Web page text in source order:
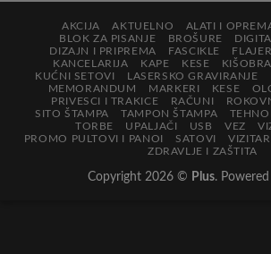
AKCIJA AKTUELNO ALATI I
BLOK ZA PISANJE
BROŠURE
DIZAJN I PRIPREMA
FASCIKLE
KANCELARIJA
KAPE KESE
KUĆNI SETOVI
LASERSKO GRAVIRANJE
MEMORANDUM
MARKERI KESE
PRIVESCI I TRAKICE
RAČUNI
SITO ŠTAMPA
TAMPON ŠTAMPA
TORBE
UPALJAČI USB VEZ
PROMO PULTOVI I PANOI
SATOVI
ZDRAVLJE I ZAŠTITA
Copyright 2026 © Plus.